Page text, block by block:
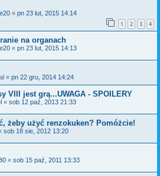
« pn 23 lut, 2015 14:14
1 2 3 4
na organach
« pn 23 lut, 2015 14:13
« pn 22 gru, 2014 14:24
VIII jest grą...UWAGA - SPOILERY
« sob 12 paź, 2013 21:33
żeby użyć renzokuken? Pomóżcie!
sob 18 sie, 2012 13:20
« sob 15 paź, 2011 13:33